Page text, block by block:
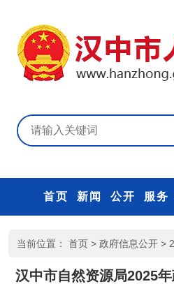
首页 新闻 公开 服务
当前位置： 首页 > 政府信息公开 >
汉中市自然资源局2025